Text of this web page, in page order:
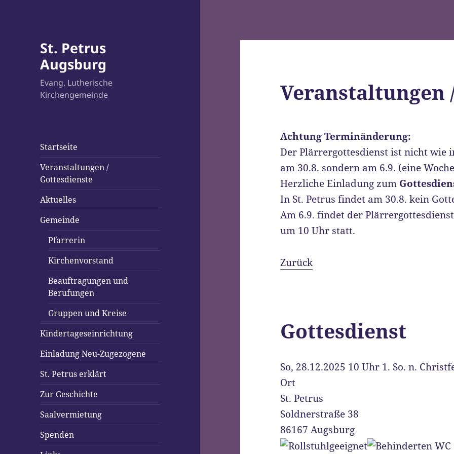
St. Petrus
Augsburg
Evang. Lutherische
Kirchengemeinde
Startseite
Veranstaltungen /
Gottesdienste
Aktuelles
Gemeinde
Pfarrerin
Kirchenvorstand
Beauftragungen und
Berufungen
Gruppen und Kreise
Kindertageseinrichtung
Einladung Neu-Zugezogene
St. Petrus erklärt
Zur Geschichte
Saalvermietung
Spenden
Veranstaltungen
Achtung Terminänderung:
Der Plärrergottesdienst ist nicht wie
am 30.8. sondern am 6.9. (eine
Herzliche Einladung zum
In St. Petrus findet am 30.8. kein
Am 6.9. findet der
um 10 Uhr statt.
Zurück
Gottesdienst
So, 28.12.2025 10 Uhr 1. So. n.
Ort
St. Petrus
Soldnerstraße 38
86167 Augsburg